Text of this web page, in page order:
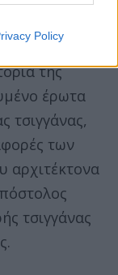
Policy
τους
της
έρωτα
τσιγγάνας,
των
αρχιτέκτονα
τσιγγάνας